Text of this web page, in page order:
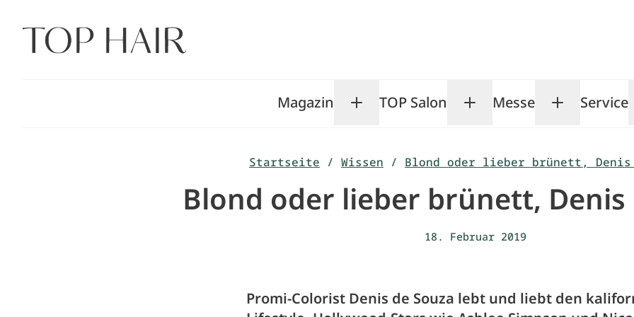
Inhalt
springen
Magazin Toggle Magazin submenu
TOP Salon Toggle TOP Salon
Messe ToggleService
Startseite / Wissen / Blond oder lieber brünett, Denis
Blond oder lieber brünett, Denis
18. Februar 2019
Promi-Colorist Denis de Souza lebt und liebt den